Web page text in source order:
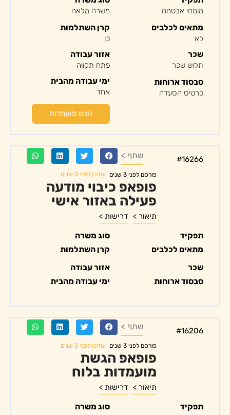
מומחי אבטחה
מתאים לכלבים
לא
משרה מלאה
קרן השתלמות
כן
שכר
תלוש שכר
סבסוד ארוחות
כרטיס הסעדה
אזור עבודה
פתח תקווה
ימי עבודה מהבית
אחד
הגש מועמדות
#16266 שתף >
פורסם לפני 3 שנים עודכן לפני 3 שנים
פופאפ כיבוי מודעה
פעילה באזור אישי
תיאור > דרישות >
תפקיד
מתאים לכלבים
סוג משרה
קרן השתלמות
שכר
סבסוד ארוחות
אזור עבודה
ימי עבודה מהבית
#16206 שתף >
פורסם לפני 3 שנים עודכן לפני 3 שנים
פופאפ הגשת
מועמדות בלוח
תיאור > דרישות >
תפקיד
סוג משרה